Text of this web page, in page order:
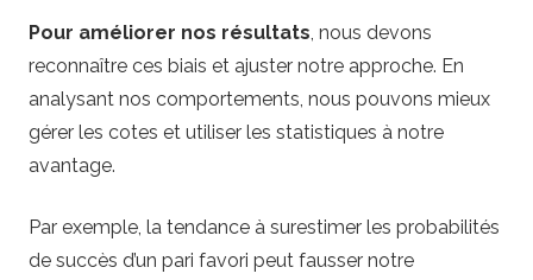
Pour améliorer nos résultats , nous devons
reconnaître ces biais et ajuster notre approche. En
analysant nos comportements, nous pouvons mieux
gérer les cotes et utiliser les statistiques à notre
avantage.
Par exemple, la tendance à surestimer les probabilités
de succès d’un pari favori peut fausser notre